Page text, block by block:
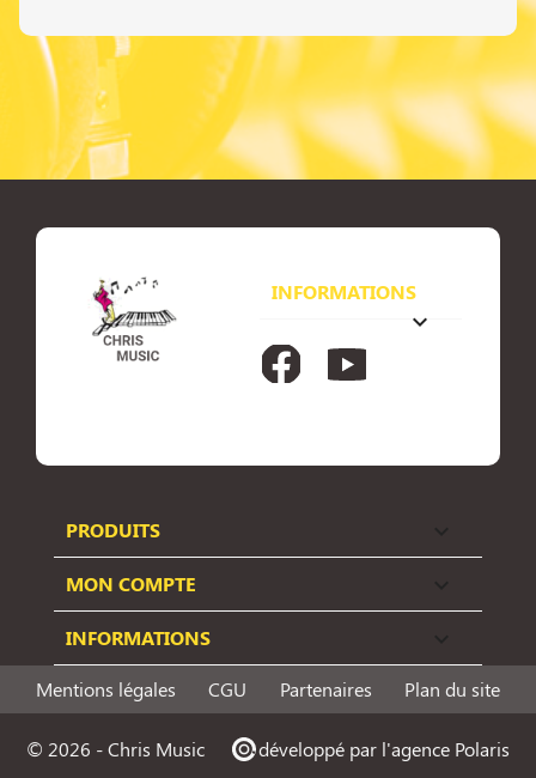
INFORMATIONS
keyboard_arrow_down
FacebookYouTube
PRODUITS
MON COMPTE
INFORMATIONS
Mentions légales CGU Partenaires Plan du site
© 2026 - Chris Music p développé par l'agence Polaris